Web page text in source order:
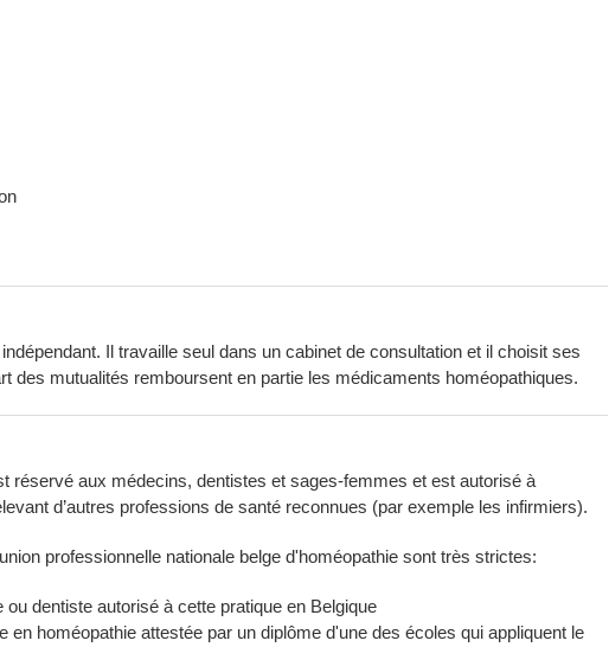
Il travaille seul dans un cabinet de consultation et il choisit ses
des mutualités remboursent en partie les médicaments homéopathiques.
réservé aux médecins, dentistes et sages-femmes et est autorisé à
d’autres professions de santé reconnues (par exemple les infirmiers).
professionnelle nationale belge d'homéopathie sont très strictes:
dentiste autorisé à cette pratique en Belgique
en homéopathie attestée par un diplôme d'une des écoles qui appliquent le